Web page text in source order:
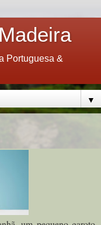
Portuguesa &
▼